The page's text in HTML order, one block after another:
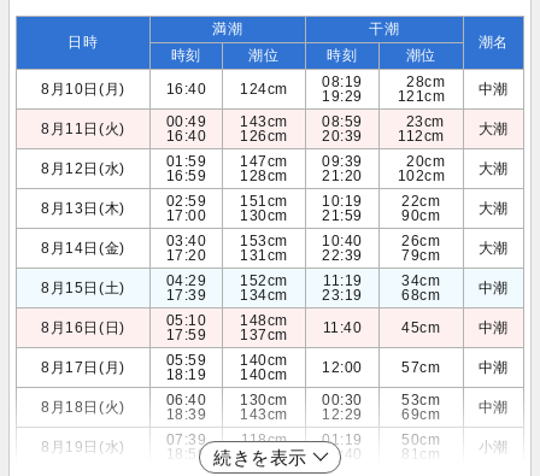
日時
満潮 干潮
潮名
時刻 潮位 時刻
潮位
8月10日(月)
16:40 124cm
08:19
19:29
28cm
121cm
中潮
8月11日(火)
00:49
16:40
143cm
126cm
08:59
20:39
23cm
112cm
大潮
8月12日(水)
01:59
16:59
147cm
128cm
09:39
21:20
20cm
102cm
大潮
8月13日(木)
02:59
17:00
151cm
130cm
10:19
21:59
22cm
90cm
大潮
8月14日(金)
03:40
17:20
153cm
131cm
10:40
22:39
26cm
79cm
大潮
8月15日(土)
04:29
17:39
152cm
134cm
11:19
23:19
34cm
68cm
中潮
8月16日(日)
05:10
17:59
148cm
137cm
11:40 45cm 中潮
8月17日(月)
05:59
18:19
140cm
140cm
12:00 57cm 中潮
8月18日(火)
06:40
18:39
130cm
143cm
00:30
12:29
53cm
69cm
中潮
8月19日(水)
07:39
18:59
118cm
145cm
01:19
12:40
50cm
81cm
小潮
続きを表示